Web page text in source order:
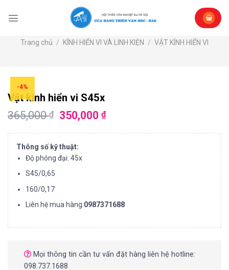
Trang chủ / KÍNH HIỂN VI VÀ LINH KIỆN / VẬT KÍNH HIỂN VI
-4%
Vật kính hiển vi S45x
365,000₫ 350,000₫
Thông số kỹthuật:
Độ phóng đại: 45x
S45/0,65
160/0,17
Liên hệ mua hàng:0987371688
Mọi thông tin cần tư vấn đặt hàng liên hệ hotline:
098.737.1688